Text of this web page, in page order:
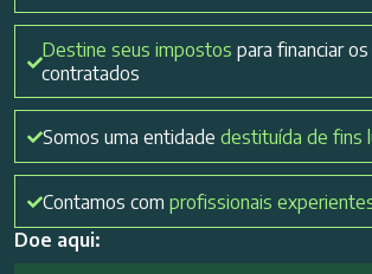
Destine seus impostos para financiar
contratados
Somos uma entidade destituída de fins
Contamos com profissionais
Doe aqui: